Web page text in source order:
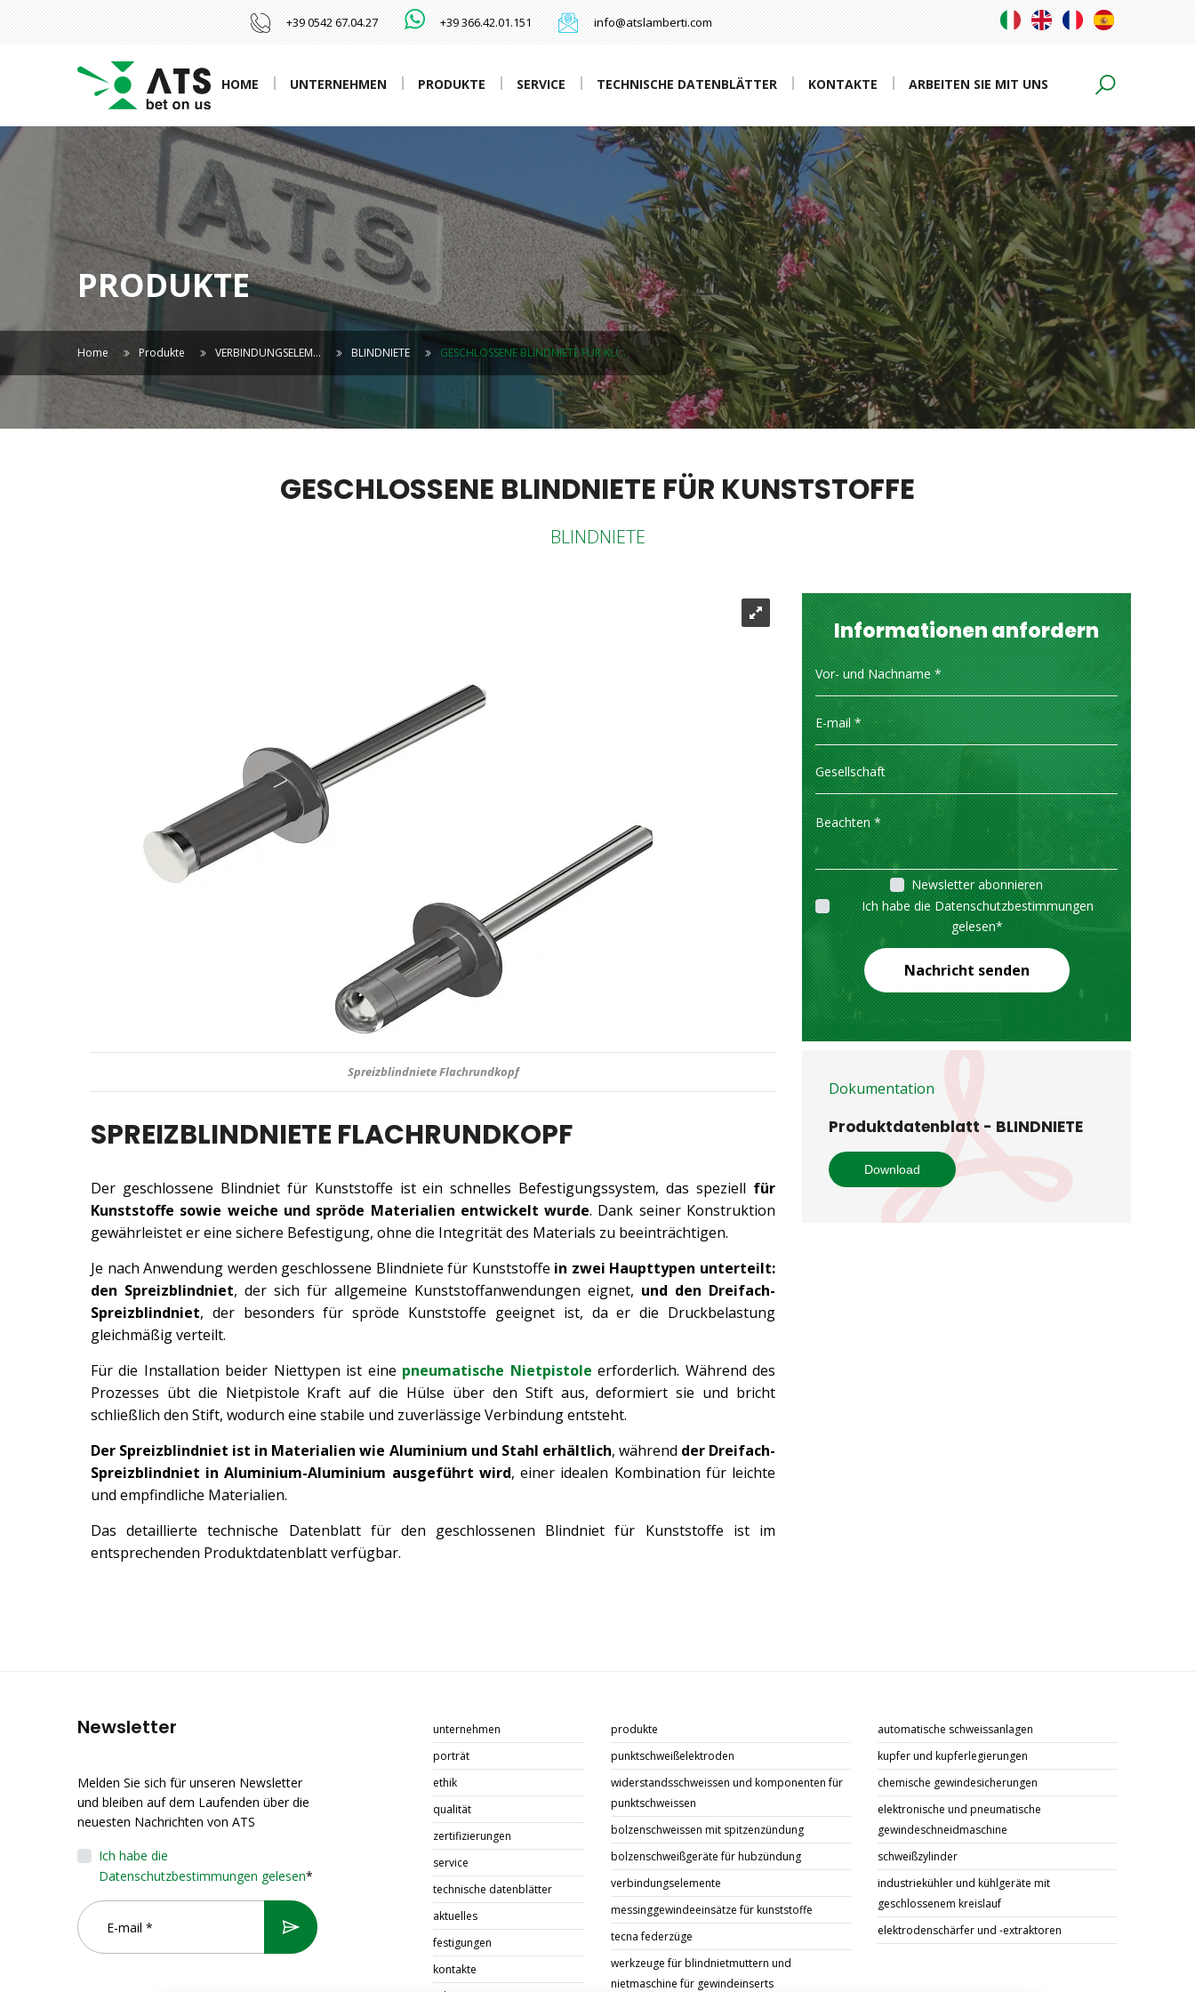
+39 0542 67.04.27 +39 366.42.01.151 info@atslamberti.com
HOME UNTERNEHMEN PRODUKTE SERVICE TECHNISCHE DATENBLÄTTER KONTAKTE ARBEITEN SIE MIT UNS
PRODUKTE
Home Produkte VERBINDUNGSELEM… BLINDNIETE GESCHLOSSENE BLINDNIETE FÜR KU…
GESCHLOSSENE BLINDNIETE FÜR KUNSTSTOFFE
BLINDNIETE
Spreizblindniete Flachrundkopf
SPREIZBLINDNIETE FLACHRUNDKOPF
Der geschlossene Blindniet für Kunststoffe ist ein schnelles Befestigungssystem, das speziell für
Kunststoffe sowie weiche und spröde Materialien entwickelt wurde. Dank seiner Konstruktion
gewährleistet er eine sichere Befestigung, ohne die Integrität des Materials zu beeinträchtigen.
Je nach Anwendung werden geschlossene Blindniete für Kunststoffe in zwei Haupttypen unterteilt:
den Spreizblindniet, der sich für allgemeine Kunststoffanwendungen eignet, und den Dreifach-
Spreizblindniet, der besonders für spröde Kunststoffe geeignet ist, da er die Druckbelastung
gleichmäßig verteilt.
Für die Installation beider Niettypen ist eine pneumatische Nietpistole erforderlich. Während des
Prozesses übt die Nietpistole Kraft auf die Hülse über den Stift aus, deformiert sie und bricht
schließlich den Stift, wodurch eine stabile und zuverlässige Verbindung entsteht.
Der Spreizblindniet ist in Materialien wie Aluminium und Stahl erhältlich, während der Dreifach-
Spreizblindniet in Aluminium-Aluminium ausgeführt wird, einer idealen Kombination für leichte
und empfindliche Materialien.
Das detaillierte technische Datenblatt für den geschlossenen Blindniet für Kunststoffe ist im
entsprechenden Produktdatenblatt verfügbar.
Informationen anfordern
Newsletter abonnieren
Ich habe die Datenschutzbestimmungen
gelesen*
Nachricht senden
Dokumentation
Produktdatenblatt - BLINDNIETE
Download
Newsletter
Melden Sie sich für unseren Newsletter
und bleiben auf dem Laufenden über die
neuesten Nachrichten von ATS
Ich habe die
Datenschutzbestimmungen gelesen*
unternehmen
porträt
ethik
qualität
zertifizierungen
service
technische datenblätter
aktuelles
festigungen
kontakte
produkte
punktschweißelektroden
widerstandsschweissen und komponenten für
punktschweissen
bolzenschweissen mit spitzenzündung
bolzenschweißgeräte für hubzündung
verbindungselemente
messinggewindeeinsätze für kunststoffe
tecna federzüge
werkzeuge für blindnietmuttern und
nietmaschine für gewindeinserts
automatische schweissanlagen
kupfer und kupferlegierungen
chemische gewindesicherungen
elektronische und pneumatische
gewindeschneidmaschine
schweißzylinder
industriekühler und kühlgeräte mit
geschlossenem kreislauf
elektrodenschärfer und -extraktoren